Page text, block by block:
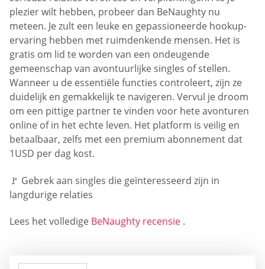
plezier wilt hebben, probeer dan BeNaughty nu
meteen. Je zult een leuke en gepassioneerde hookup-
ervaring hebben met ruimdenkende mensen. Het is
gratis om lid te worden van een ondeugende
gemeenschap van avontuurlijke singles of stellen.
Wanneer u de essentiële functies controleert, zijn ze
duidelijk en gemakkelijk te navigeren. Vervul je droom
om een pittige partner te vinden voor hete avonturen
online of in het echte leven. Het platform is veilig en
betaalbaar, zelfs met een premium abonnement dat
1USD per dag kost.
🚩 Gebrek aan singles die geïnteresseerd zijn in
langdurige relaties
Lees het volledige BeNaughty recensie .